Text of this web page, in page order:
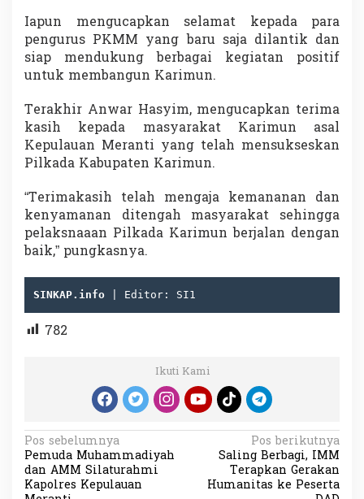
Iapun mengucapkan selamat kepada para
pengurus PKMM yang baru saja dilantik dan
siap mendukung berbagai kegiatan positif
untuk membangun Karimun.
Terakhir Anwar Hasyim, mengucapkan terima
kasih kepada masyarakat Karimun asal
Kepulauan Meranti yang telah mensukseskan
Pilkada Kabupaten Karimun.
“Terimakasih telah mengaja kemananan dan
kenyamanan ditengah masyarakat sehingga
pelaksnaaan Pilkada Karimun berjalan dengan
baik,” pungkasnya.
SINKAP.info | Editor: SI1
782
Ikuti Kami
N
a
v
Pos sebelumnya
Pemuda Muhammadiyah
dan AMM Silaturahmi
Kapolres Kepulauan
Pos berikutnya
Saling Berbagi, IMM
Terapkan Gerakan
Humanitas ke Peserta